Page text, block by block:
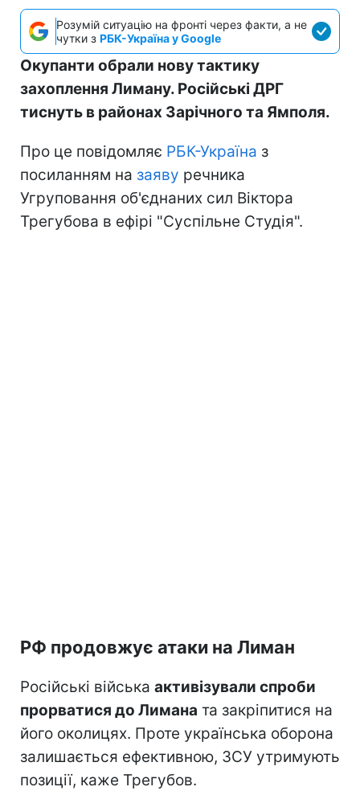
Розумій ситуацію на фронті через факти, а не
чутки з РБК-Україна у Google
Окупанти обрали нову тактику
захоплення Лиману. Російські ДРГ
тиснуть в районах Зарічного та Ямполя.
Про це повідомляє РБК-Україна з
посиланням на заяву речника
Угруповання об'єднаних сил Віктора
Трегубова в ефірі "Суспільне Студія".
РФ продовжує атаки на Лиман
Російські війська активізували спроби
прорватися до Лимана та закріпитися на
його околицях. Проте українська оборона
залишається ефективною, ЗСУ утримують
позиції, каже Трегубов.